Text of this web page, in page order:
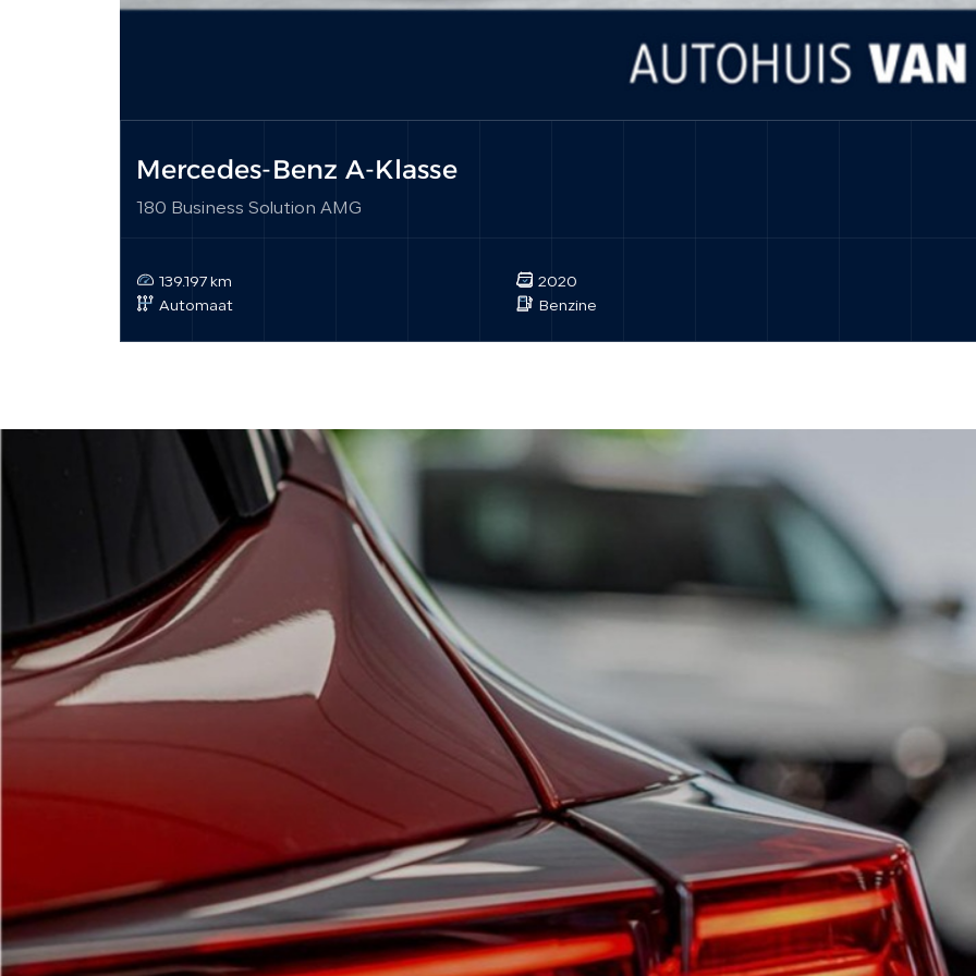
Mercedes-Benz A-Klasse
180 Business Solution AMG
139.197 km
2020
Automaat
Benzine